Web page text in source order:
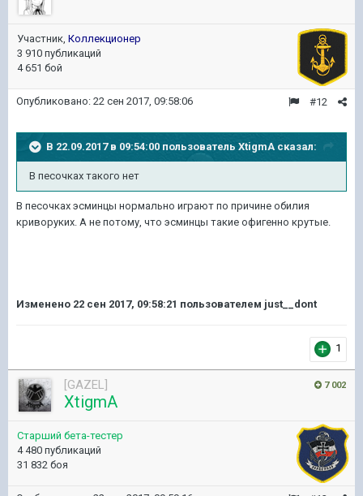
Участник, Коллекционер
3 910 публикаций
4 651 бой
#12
Опубликовано: 22 сен 2017, 09:58:06
В 22.09.2017 в 09:54:00 пользователь XtigmA сказал:
В песочках такого нет
В песочках эсминцы нормально играют по причине обилия
криворуких. А не потому, что эсминцы такие офигенно крутые.
Изменено 22 сен 2017, 09:58:21 пользователем just__dont
1
7 002
[GAZEL]
XtigmA
Старший бета-тестер
4 480 публикаций
31 832 боя